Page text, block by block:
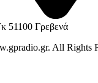
51100 Γρεβενά
All Rights